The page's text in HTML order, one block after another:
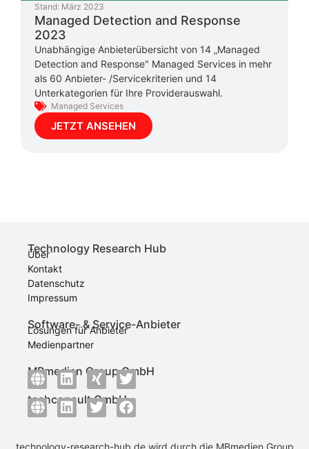
Stand: März 2023
Managed Detection and Response
2023
Unabhängige Anbieterübersicht von 14 „Managed
Detection and Response" Managed Services in mehr
als 60 Anbieter- /Servicekriterien und 14
Unterkategorien für Ihre Providerauswahl.
Managed Services
JETZT ANSEHEN
Technology Research Hub
Über
Kontakt
Datenschutz
Impressum
Software- & Service-Anbieter
Lösungen für Anbieter
Medienpartner
MBmedien Group GmbH
techconsult GmbH
technology-research-hub.de wird durch die MBmedien Group